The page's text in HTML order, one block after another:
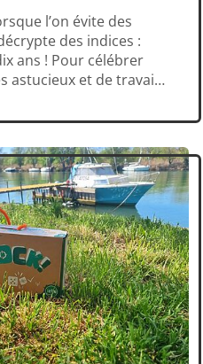
l’on évite des
des indices :
ans ! Pour célébrer
astucieux et de travail
édition ! Ne vous